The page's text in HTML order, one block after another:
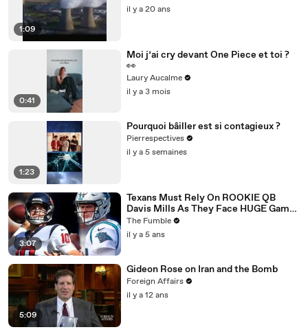
1:09
il y a 20 ans
0:41
Moi j’ai cry devant One Piece et toi ?
👀
Laury Aucalme
il y a 3 mois
1:23
Pourquoi bâiller est si contagieux ?
Pierrespectives
il y a 5 semaines
3:07
Texans Must Rely On ROOKIE QB
Davis Mills As They Face HUGE Game
Against The Panthers: TNF Preview
The Fumble
il y a 5 ans
5:09
Gideon Rose on Iran and the Bomb
Foreign Affairs
il y a 12 ans